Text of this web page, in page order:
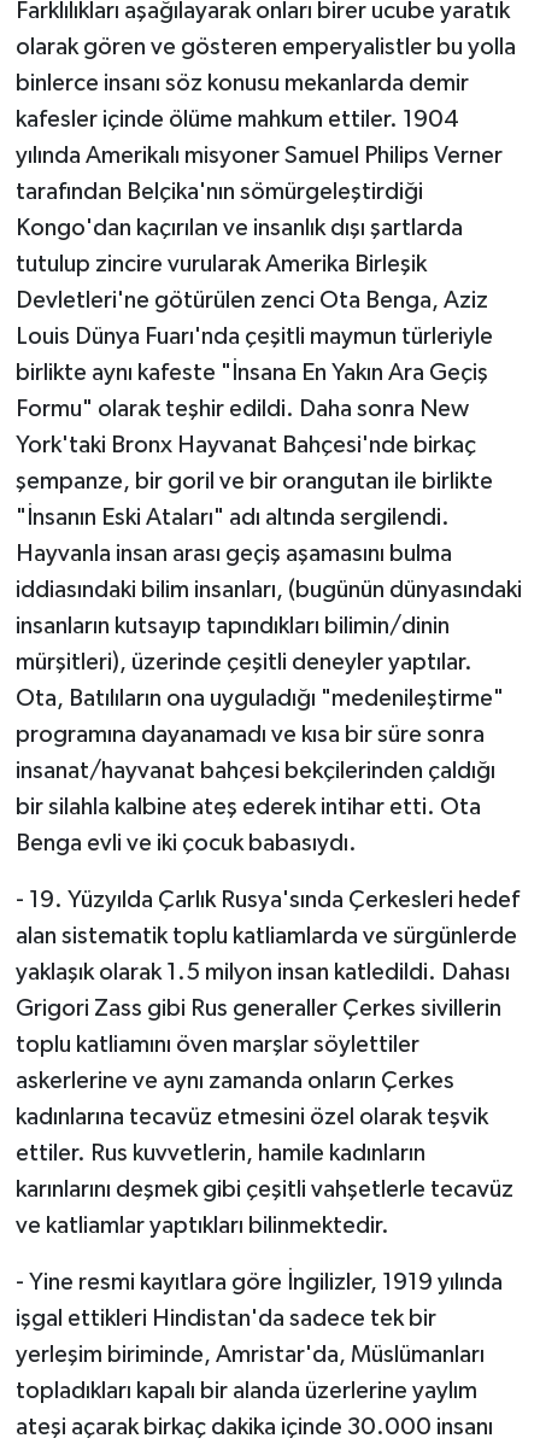
Farklılıkları aşağılayarak onları birer ucube yaratık
olarak gören ve gösteren emperyalistler bu yolla
binlerce insanı söz konusu mekanlarda demir
kafesler içinde ölüme mahkum ettiler. 1904
yılında Amerikalı misyoner Samuel Philips Verner
tarafından Belçika'nın sömürgeleştirdiği
Kongo'dan kaçırılan ve insanlık dışı şartlarda
tutulup zincire vurularak Amerika Birleşik
Devletleri'ne götürülen zenci Ota Benga, Aziz
Louis Dünya Fuarı'nda çeşitli maymun türleriyle
birlikte aynı kafeste "İnsana En Yakın Ara Geçiş
Formu" olarak teşhir edildi. Daha sonra New
York'taki Bronx Hayvanat Bahçesi'nde birkaç
şempanze, bir goril ve bir orangutan ile birlikte
"İnsanın Eski Ataları" adı altında sergilendi.
Hayvanla insan arası geçiş aşamasını bulma
iddiasındaki bilim insanları, (bugünün dünyasındaki
insanların kutsayıp tapındıkları bilimin/dinin
mürşitleri), üzerinde çeşitli deneyler yaptılar.
Ota, Batılıların ona uyguladığı "medenileştirme"
programına dayanamadı ve kısa bir süre sonra
insanat/hayvanat bahçesi bekçilerinden çaldığı
bir silahla kalbine ateş ederek intihar etti. Ota
Benga evli ve iki çocuk babasıydı.
- 19. Yüzyılda Çarlık Rusya'sında Çerkesleri hedef
alan sistematik toplu katliamlarda ve sürgünlerde
yaklaşık olarak 1.5 milyon insan katledildi. Dahası
Grigori Zass gibi Rus generaller Çerkes sivillerin
toplu katliamını öven marşlar söylettiler
askerlerine ve aynı zamanda onların Çerkes
kadınlarına tecavüz etmesini özel olarak teşvik
ettiler. Rus kuvvetlerin, hamile kadınların
karınlarını deşmek gibi çeşitli vahşetlerle tecavüz
ve katliamlar yaptıkları bilinmektedir.
- Yine resmi kayıtlara göre İngilizler, 1919 yılında
işgal ettikleri Hindistan'da sadece tek bir
yerleşim biriminde, Amristar'da, Müslümanları
topladıkları kapalı bir alanda üzerlerine yaylım
ateşi açarak birkaç dakika içinde 30.000 insanı